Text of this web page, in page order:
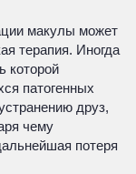
макулы может
терапия. Иногда
которой
патогенных
друз,
чему
потеря